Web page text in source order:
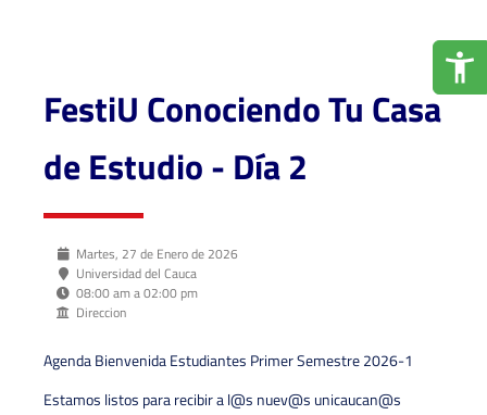
FestiU Conociendo Tu Casa
de Estudio - Día 2
Martes, 27 de Enero de 2026
Universidad del Cauca
08:00 am a 02:00 pm
Direccion
Agenda Bienvenida Estudiantes Primer Semestre 2026-1
Estamos listos para recibir a l@s nuev@s unicaucan@s